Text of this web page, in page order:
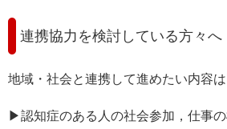
連携協力を検討している方々へ
地域・社会と連携して進めたい内容は
▶︎認知症のある人の社会参加，仕事